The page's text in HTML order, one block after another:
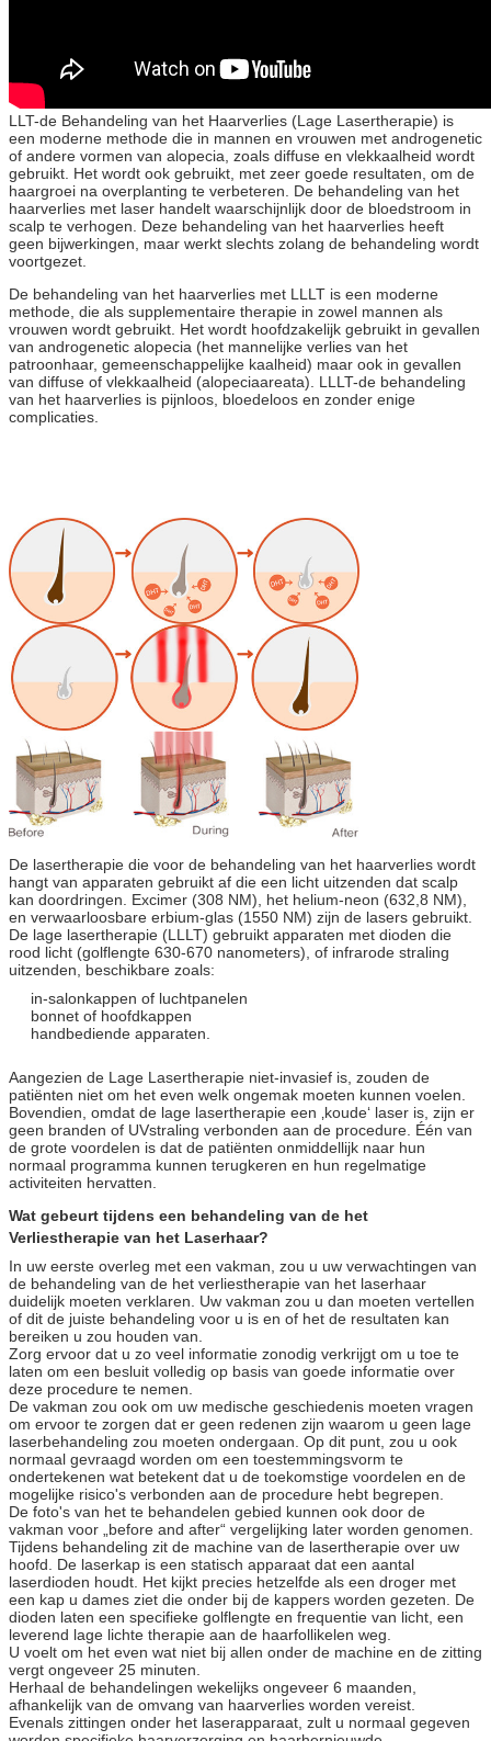
LLT-de Behandeling van het Haarverlies (Lage Lasertherapie) is
een moderne methode die in mannen en vrouwen met androgenetic
of andere vormen van alopecia, zoals diffuse en vlekkaalheid wordt
gebruikt. Het wordt ook gebruikt, met zeer goede resultaten, om de
haargroei na overplanting te verbeteren. De behandeling van het
haarverlies met laser handelt waarschijnlijk door de bloedstroom in
scalp te verhogen. Deze behandeling van het haarverlies heeft
geen bijwerkingen, maar werkt slechts zolang de behandeling wordt
voortgezet.
De behandeling van het haarverlies met LLLT is een moderne
methode, die als supplementaire therapie in zowel mannen als
vrouwen wordt gebruikt. Het wordt hoofdzakelijk gebruikt in gevallen
van androgenetic alopecia (het mannelijke verlies van het
patroonhaar, gemeenschappelijke kaalheid) maar ook in gevallen
van diffuse of vlekkaalheid (alopeciaareata). LLLT-de behandeling
van het haarverlies is pijnloos, bloedeloos en zonder enige
complicaties.
De lasertherapie die voor de behandeling van het haarverlies wordt
hangt van apparaten gebruikt af die een licht uitzenden dat scalp
kan doordringen. Excimer (308 NM), het helium-neon (632,8 NM),
en verwaarloosbare erbium-glas (1550 NM) zijn de lasers gebruikt.
De lage lasertherapie (LLLT) gebruikt apparaten met dioden die
rood licht (golflengte 630-670 nanometers), of infrarode straling
uitzenden, beschikbare zoals:
in-salonkappen of luchtpanelen
bonnet of hoofdkappen
handbediende apparaten.
Aangezien de Lage Lasertherapie niet-invasief is, zouden de
patiënten niet om het even welk ongemak moeten kunnen voelen.
Bovendien, omdat de lage lasertherapie een ‚koude‘ laser is, zijn er
geen branden of UVstraling verbonden aan de procedure. Één van
de grote voordelen is dat de patiënten onmiddellijk naar hun
normaal programma kunnen terugkeren en hun regelmatige
activiteiten hervatten.
Wat gebeurt tijdens een behandeling van de het
Verliestherapie van het Laserhaar?
In uw eerste overleg met een vakman, zou u uw verwachtingen van
de behandeling van de het verliestherapie van het laserhaar
duidelijk moeten verklaren. Uw vakman zou u dan moeten vertellen
of dit de juiste behandeling voor u is en of het de resultaten kan
bereiken u zou houden van.
Zorg ervoor dat u zo veel informatie zonodig verkrijgt om u toe te
laten om een besluit volledig op basis van goede informatie over
deze procedure te nemen.
De vakman zou ook om uw medische geschiedenis moeten vragen
om ervoor te zorgen dat er geen redenen zijn waarom u geen lage
laserbehandeling zou moeten ondergaan. Op dit punt, zou u ook
normaal gevraagd worden om een toestemmingsvorm te
ondertekenen wat betekent dat u de toekomstige voordelen en de
mogelijke risico's verbonden aan de procedure hebt begrepen.
De foto's van het te behandelen gebied kunnen ook door de
vakman voor „before and after“ vergelijking later worden genomen.
Tijdens behandeling zit de machine van de lasertherapie over uw
hoofd. De laserkap is een statisch apparaat dat een aantal
laserdioden houdt. Het kijkt precies hetzelfde als een droger met
een kap u dames ziet die onder bij de kappers worden gezeten. De
dioden laten een specifieke golflengte en frequentie van licht, een
leverend lage lichte therapie aan de haarfollikelen weg.
U voelt om het even wat niet bij allen onder de machine en de zitting
vergt ongeveer 25 minuten.
Herhaal de behandelingen wekelijks ongeveer 6 maanden,
afhankelijk van de omvang van haarverlies worden vereist.
Evenals zittingen onder het laserapparaat, zult u normaal gegeven